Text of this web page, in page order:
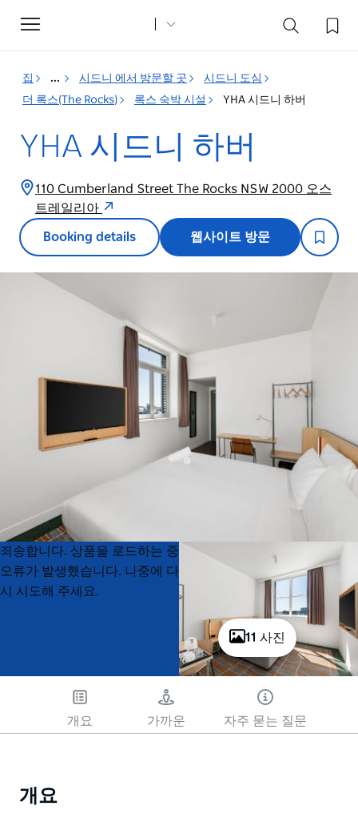
Toggle
navigation
집 ... 시드니 에서 방문할 곳
시드니 도심
더 록스(The Rocks)
록스 숙박 시설 YHA 시드니 하버
YHA 시드니 하버
110 Cumberland Street The Rocks NSW 2000 오스
트레일리아
Booking details 웹사이트 방문
11 사진
Product
List
Product
List
죄송합니다. 상품을 로드하는 중
오류가 발생했습니다. 나중에 다
시 시도해 주세요.
개요 가까운 자주 묻는 질문
개요